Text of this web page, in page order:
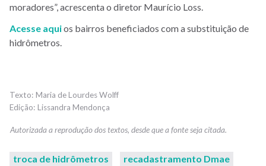
moradores”, acrescenta o diretor Maurício Loss.
Acesse aquios bairros beneficiados com a substituição de
hidrômetros.
Maria de Lourdes Wolff
Lissandra Mendonça
troca de hidrômetros
recadastramento Dmae